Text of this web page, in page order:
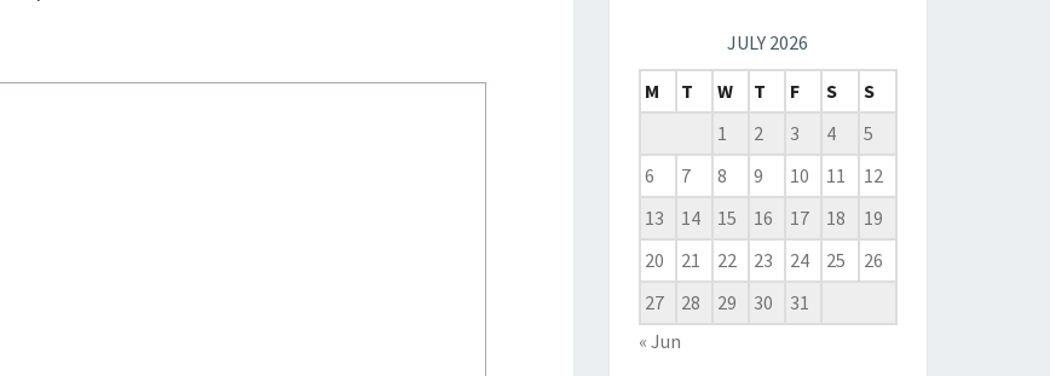
JULY 2026
M
T W T F S
S
1
2 3 4
5
6
7 8 9 10 11
12
13
14 15 16 17 18
19
20
21 22 23 24 25
26
27
28 29 30
31
« Jun